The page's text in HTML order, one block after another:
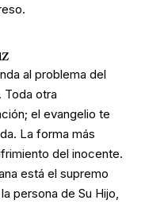
al problema del
Toda otra
el evangelio te
La forma más
del inocente.
está el supremo
persona de Su Hijo,